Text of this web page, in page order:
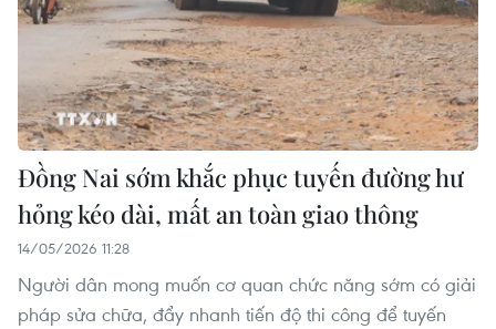
Đồng Nai sớm khắc phục tuyến đường hư
hỏng kéo dài, mất an toàn giao thông
14/05/2026 11:28
Người dân mong muốn cơ quan chức năng sớm có giải
pháp sửa chữa, đẩy nhanh tiến độ thi công để tuyến